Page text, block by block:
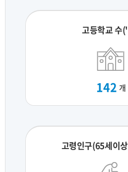
고등학교 수
142 개
고령인구(65세이